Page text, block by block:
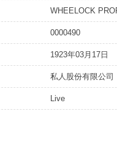
WHEELOCK
0000490
1923年03月17日
私人股份有限公司
Live